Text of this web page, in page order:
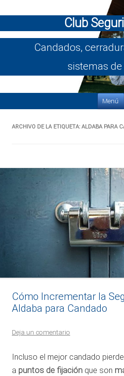
Club
Candados,
sistemas
Menú
ARCHIVO DE LA ETIQUETA: ALDABA PARA
Cómo Incrementar la
Aldaba para Candado
Deja un comentario
Incluso el mejor candado
a puntos de fijación que son